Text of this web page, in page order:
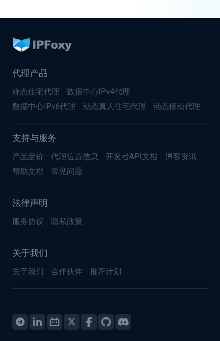
代理产品
静态住宅代理
数据中心IPv4代理
数据中心IPv6代理
动态真人住宅代理 动态移动代理
支持与服务
产品定价 代理位置信息 开发者API文档
博客资讯
帮助文档
常见问题
法律声明
服务协议 隐私政策
关于我们
关于我们 合作伙伴 推荐计划